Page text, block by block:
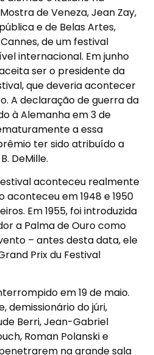
de Veneza, Jean Zay,
e de Belas Artes,
de um festival
internacional. Em junho
aceita ser o presidente da
que deveria acontecer
A declaração de guerra da
à Alemanha em 3 de
a essa
ter sido atribuído a
DeMille.
aconteceu realmente
aconteceu em 1948 e 1950
Em 1955, foi introduzida
a Palma de Ouro como
– antes desta data, ele
Prix du Festival
em 19 de maio.
demissionário do júri,
Berri, Jean-Gabriel
Roman Polanski e
na grande sala